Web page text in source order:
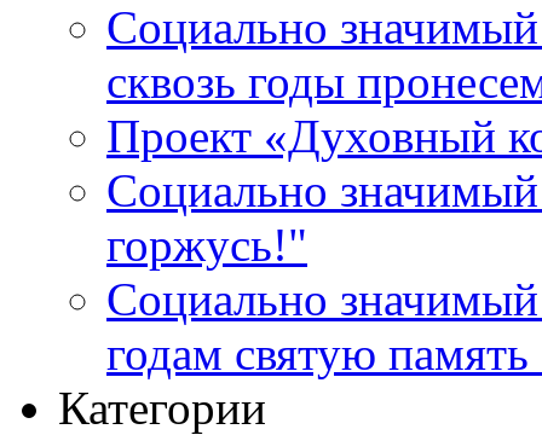
Социально
сквозь годы
Проект «Духовный
Социально
горжусь!"
Социально
годам святую
Категории